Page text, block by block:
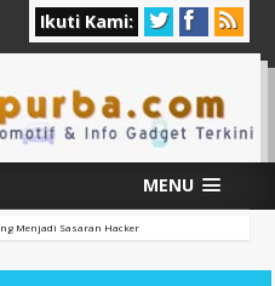
Ikuti Kami:
MENU
Menjadi Sasaran Hacker